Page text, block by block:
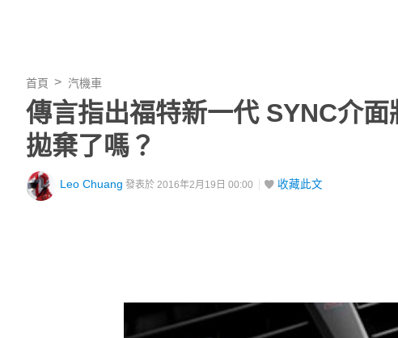
首頁 汽機車
傳言指出福特新一代 SYNC介
拋棄了嗎？
Leo Chuang 發表於 2016年2月19日 00:00 收藏此文